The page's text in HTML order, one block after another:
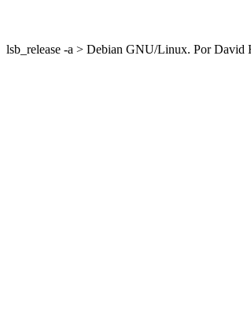
lsb_release -a > Debian GNU/Linux. Por